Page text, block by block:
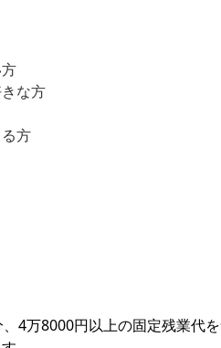
な方
方
4万8000円以上の固定残業代